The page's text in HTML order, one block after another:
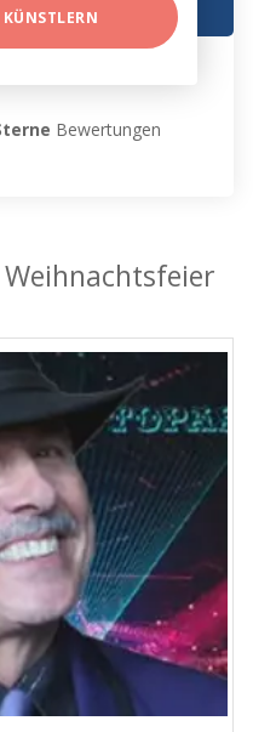
Bewertungen